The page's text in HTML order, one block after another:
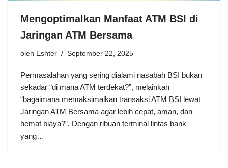
Mengoptimalkan Manfaat ATM BSI di
Jaringan ATM Bersama
oleh Eshter September 22, 2025
Permasalahan yang sering dialami nasabah BSI bukan
sekadar “di mana ATM terdekat?”, melainkan
“bagaimana memaksimalkan transaksi ATM BSI lewat
Jaringan ATM Bersama agar lebih cepat, aman, dan
hemat biaya?”. Dengan ribuan terminal lintas bank
yang…